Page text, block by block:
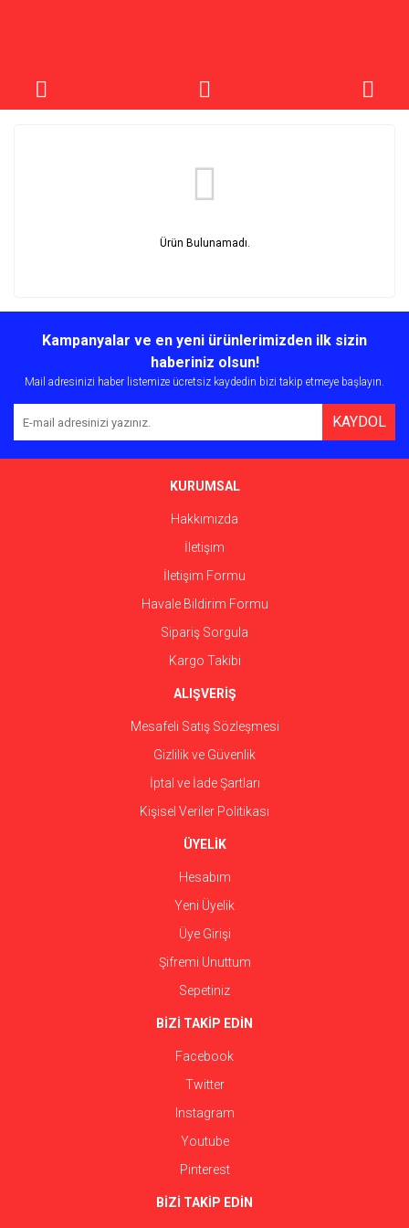
Ürün Bulunamadı.
Kampanyalar ve en yeni ürünlerimizden ilk sizin
haberiniz olsun!
Mail adresinizi haber listemize ücretsiz kaydedin bizi takip etmeye başlayın.
KAYDOL
KURUMSAL
Hakkımızda
İletişim
İletişim Formu
Havale Bildirim Formu
Sipariş Sorgula
Kargo Takibi
ALIŞVERİŞ
Mesafeli Satış Sözleşmesi
Gizlilik ve Güvenlik
İptal ve İade Şartları
Kişisel Veriler Politikası
ÜYELİK
Hesabım
Yeni Üyelik
Üye Girişi
Şifremi Unuttum
Sepetiniz
BİZİ TAKİP EDİN
Facebook
Twitter
Instagram
Youtube
Pinterest
BİZİ TAKİP EDİN